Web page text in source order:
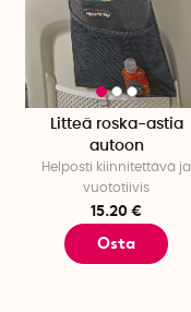
Litteä roska-astia
autoon
Helposti kiinnitettävä ja
vuototiivis
15.20 €
Osta